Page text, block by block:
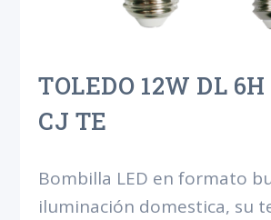
TOLEDO 12W DL
CJ TE
Bombilla LED en formato
iluminación domestica, su